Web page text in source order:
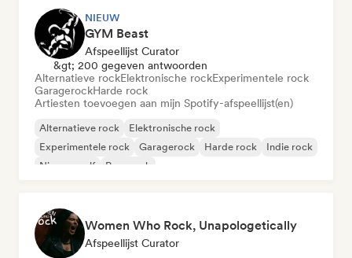
NIEUW
GYM Beast
Afspeellijst Curator
&gt; 200 gegeven antwoorden
Alternatieve rockElektronische rockExperimentele rock
GaragerockHarde rock
Artiesten toevoegen aan mijn Spotify-afspeellijst(en)
Alternatieve rock
Elektronische rock
Experimentele rock
Garagerock Harde rock
Indie rock
Nieuwe golf
Pop-punk
Women Who Rock, Unapologetically
Afspeellijst Curator